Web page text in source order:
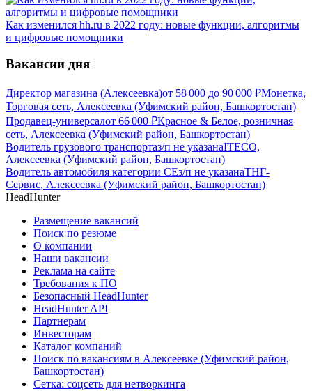
Как изменился hh.ru в 2022 году: новые функции, алгоритмы
и цифровые помощники
Вакансии дня
Директор магазина (Алексеевка)от 58 000 до 90 000 ₽Монетка,
Торговая сеть, Алексеевка (Уфимский район, Башкортостан)
Продавец-универсалот 66 000 ₽Красное & Белое, розничная
сеть, Алексеевка (Уфимский район, Башкортостан)
Водитель грузового транспортаз/п не указанаITECO,
Алексеевка (Уфимский район, Башкортостан)
Водитель автомобиля категории CЕз/п не указанаТНГ-
Сервис, Алексеевка (Уфимский район, Башкортостан)
HeadHunter
Размещение вакансий
Поиск по резюме
О компании
Наши вакансии
Реклама на сайте
Требования к ПО
Безопасный HeadHunter
HeadHunter API
Партнерам
Инвесторам
Каталог компаний
Поиск по вакансиям в Алексеевке (Уфимский район,
Башкортостан)
Сетка: соцсеть для нетворкинга